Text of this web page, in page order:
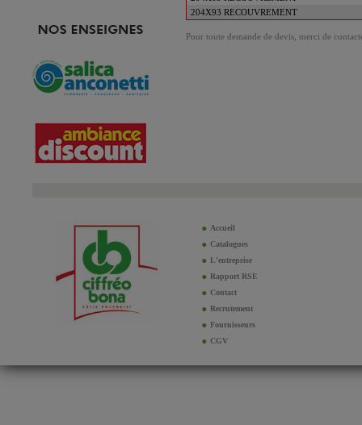
204X93 RECOUVREMENT
Pour toute demande de devis, merci de
Accueil
Catalogues
L'entreprise
Rapport RSE
Contact
Recrutement
Fournisseurs
CGV